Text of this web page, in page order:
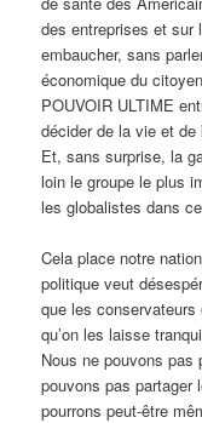
des entreprises et sur
embaucher, sans
économique du
POUVOIR ULTIME
décider de la vie et
Et, sans surprise, la
loin le groupe le plus
les globalistes dans
Cela place notre
politique veut
que les
qu’on les laisse
Nous ne pouvons
pouvons pas partager
pourrons peut-être